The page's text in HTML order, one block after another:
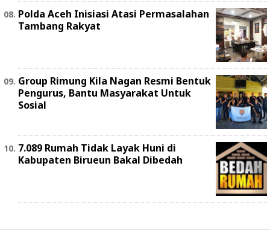
Polda Aceh Inisiasi Atasi Permasalahan
Tambang Rakyat
Group Rimung Kila Nagan Resmi Bentuk
Pengurus, Bantu Masyarakat Untuk
Sosial
7.089 Rumah Tidak Layak Huni di
Kabupaten Birueun Bakal Dibedah